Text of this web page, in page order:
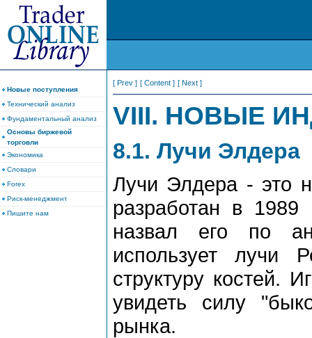
Новые поступления
Технический анализ
Фундаментальный анализ
Основы биржевой
торговли
Экономика
Словари
Forex
Риск-менеджмент
Пишите нам
[ Prev ] [ Content ] [ Next ]
VIII. НОВЫЕ
8.1. Лучи Элдера
Лучи Элдера - это
разработан в 1989
назвал его по
использует лучи
структуру костей.
увидеть силу
рынка.